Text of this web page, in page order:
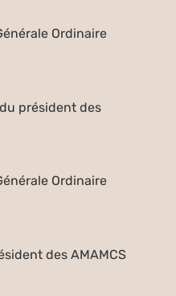
Ordinaire
président des
Ordinaire
des AMAMCS